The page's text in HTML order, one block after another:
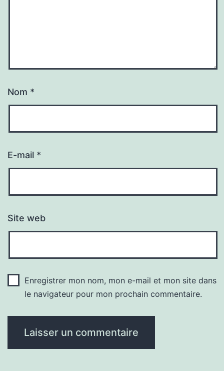
Nom *
E-mail *
Site web
Enregistrer mon nom, mon e-mail et mon site dans
le navigateur pour mon prochain commentaire.